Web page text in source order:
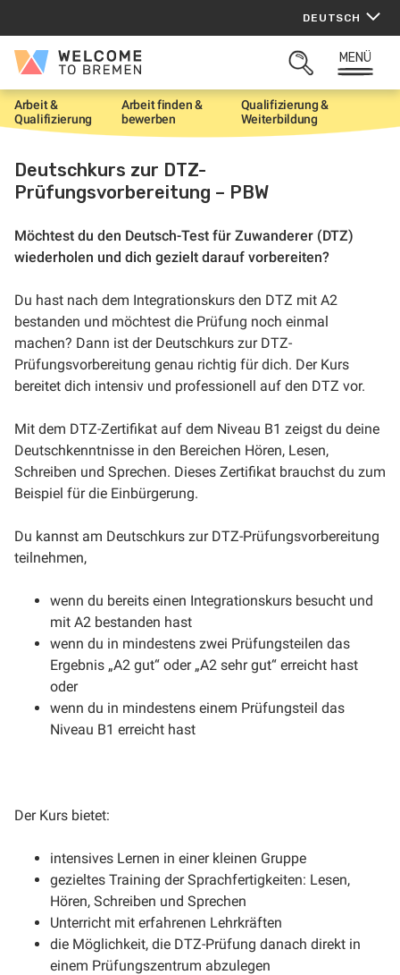
springen
DEUTSCH
Welcome
Bremen
SUCHFELD
MENÜ
S
t
r
t
Arbeit &
Qualifizierung
Arbeit finden &
bewerben
Qualifizierung &
Weiterbildung
Deutschkurs zur DTZ-
Prüfungsvorbereitung – PBW
Möchtest du den Deutsch-Test für Zuwanderer (DTZ)
wiederholen und dich gezielt darauf vorbereiten?
Du hast nach dem Integrationskurs den DTZ mit A2
bestanden und möchtest die Prüfung noch einmal
machen? Dann ist der Deutschkurs zur DTZ-
Prüfungsvorbereitung genau richtig für dich. Der Kurs
bereitet dich intensiv und professionell auf den DTZ vor.
Mit dem DTZ-Zertifikat auf dem Niveau B1 zeigst du deine
Deutschkenntnisse in den Bereichen Hören, Lesen,
Schreiben und Sprechen. Dieses Zertifikat brauchst du zum
Beispiel für die Einbürgerung.
Du kannst am Deutschkurs zur DTZ-Prüfungsvorbereitung
teilnehmen,
wenn du bereits einen Integrationskurs besucht und
mit A2 bestanden hast
wenn du in mindestens zwei Prüfungsteilen das
Ergebnis „A2 gut“ oder „A2 sehr gut“ erreicht hast
oder
wenn du in mindestens einem Prüfungsteil das
Niveau B1 erreicht hast
Der Kurs bietet:
intensives Lernen in einer kleinen Gruppe
gezieltes Training der Sprachfertigkeiten: Lesen,
Hören, Schreiben und Sprechen
Unterricht mit erfahrenen Lehrkräften
die Möglichkeit, die DTZ-Prüfung danach direkt in
einem Prüfungszentrum abzulegen